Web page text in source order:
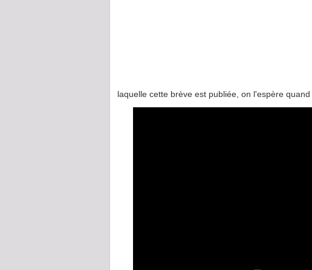
laquelle cette brève est publiée, on l'espère quand